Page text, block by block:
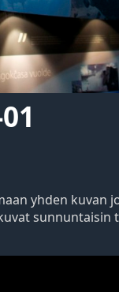
yhden kuvan
sunnuntaisin